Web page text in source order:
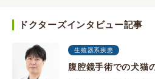
ドクターズインタビュー記事
生殖器系疾患
腹腔鏡手術での犬猫